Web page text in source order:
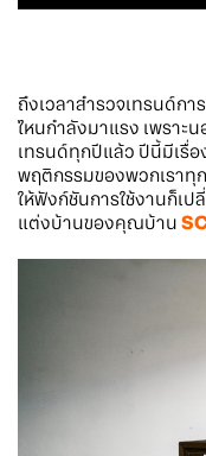
ถึงเวลาสำรวจเทรนด์ก
ไหนกำลังมาแรง เพราะ
เทรนด์ทุกปีแล้ว ปีนี้มีเรื่อ
พฤติกรรมของพวกเราทุ
ให้ฟังก์ชันการใช้งานก็เป
แต่งบ้านของคุณบ้าน